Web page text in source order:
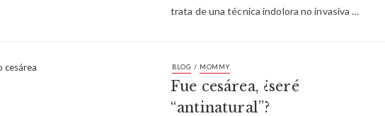
trata de una técnica indolora no invasiva …
BLOG / MOMMY
Fue cesárea, ¿seré
“antinatural”?